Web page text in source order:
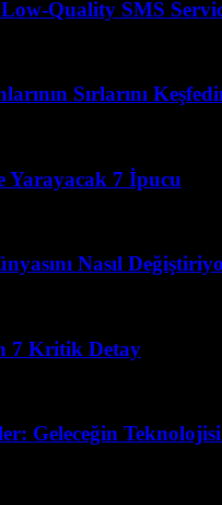
Quality SMS
Sırlarını
Yarayacak 7 İpucu
Nasıl
7 Kritik Detay
Geleceğin